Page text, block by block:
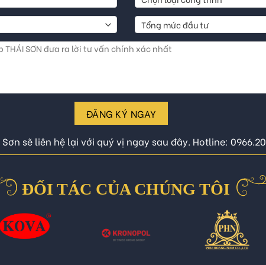
ĐĂNG KÝ NGAY
sẽ liên hệ lại với quý vị ngay sau đây. Hotline:
ĐỐI TÁC CỦA CHÚNG TÔI